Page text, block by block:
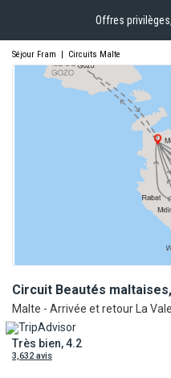
Offres privilèges,
Séjour Fram | Circuits Malte
Circuit Beautés
Malte - Arrivée et retour La
Très bien, 4.2
3,632 avis